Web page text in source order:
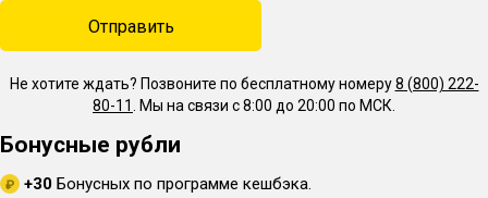
Не хотите ждать? Позвоните по бесплатному номеру8 (800) 222-
80-11. Мы на связи с 8:00 до 20:00 по МСК.
Бонусные рубли
₽ +30 Бонусных по программе кешбэка.